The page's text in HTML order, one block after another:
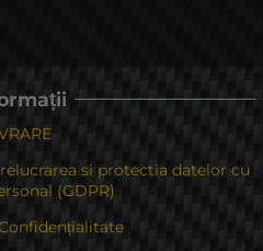
si protectia datelor cu
(GDPR)